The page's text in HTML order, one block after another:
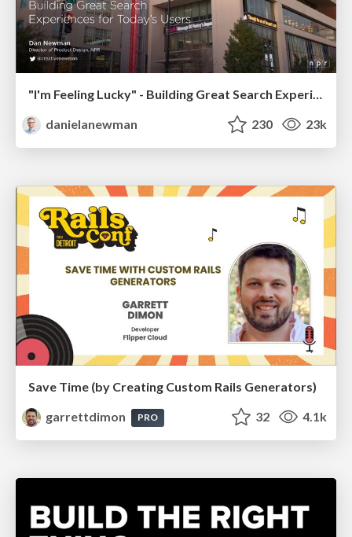
"I'm Feeling Lucky" - Building Great Search Experiences for Today's Users (#IAC19)
danielanewman
230 23k
Save Time (by Creating Custom Rails Generators)
garrettdimon
PRO 32 4.1k